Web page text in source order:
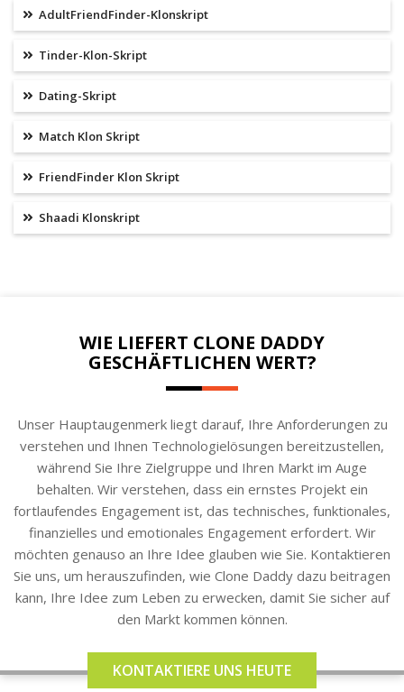
AdultFriendFinder-Klonskript
Tinder-Klon-Skript
Dating-Skript
Match Klon Skript
FriendFinder Klon Skript
Shaadi Klonskript
WIE LIEFERT CLONE DADDY
GESCHÄFTLICHEN WERT?
Unser Hauptaugenmerk liegt darauf, Ihre Anforderungen zu
verstehen und Ihnen Technologielösungen bereitzustellen,
während Sie Ihre Zielgruppe und Ihren Markt im Auge
behalten. Wir verstehen, dass ein ernstes Projekt ein
fortlaufendes Engagement ist, das technisches, funktionales,
finanzielles und emotionales Engagement erfordert. Wir
möchten genauso an Ihre Idee glauben wie Sie. Kontaktieren
Sie uns, um herauszufinden, wie Clone Daddy dazu beitragen
kann, Ihre Idee zum Leben zu erwecken, damit Sie sicher auf
den Markt kommen können.
KONTAKTIERE UNS HEUTE